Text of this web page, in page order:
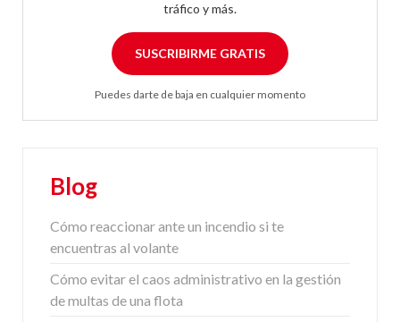
tráfico y más.
SUSCRIBIRME GRATIS
Puedes darte de baja en cualquier momento
Blog
Cómo reaccionar ante un incendio si te
encuentras al volante
Cómo evitar el caos administrativo en la gestión
de multas de una flota